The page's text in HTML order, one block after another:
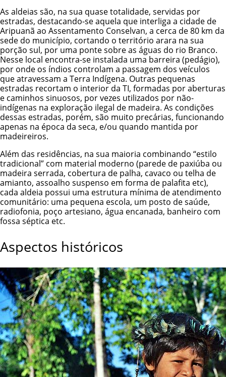
As aldeias são, na sua quase totalidade, servidas por
estradas, destacando-se aquela que interliga a cidade de
Aripuanã ao Assentamento Conselvan, a cerca de 80 km da
sede do município, cortando o território arara na sua
porção sul, por uma ponte sobre as águas do rio Branco.
Nesse local encontra-se instalada uma barreira (pedágio),
por onde os índios controlam a passagem dos veículos
que atravessam a Terra Indígena. Outras pequenas
estradas recortam o interior da TI, formadas por aberturas
e caminhos sinuosos, por vezes utilizados por não-
indígenas na exploração ilegal de madeira. As condições
dessas estradas, porém, são muito precárias, funcionando
apenas na época da seca, e/ou quando mantida por
madeireiros.
Além das residências, na sua maioria combinando “estilo
tradicional” com material moderno (parede de paxiúba ou
madeira serrada, cobertura de palha, cavaco ou telha de
amianto, assoalho suspenso em forma de palafita etc),
cada aldeia possui uma estrutura mínima de atendimento
comunitário: uma pequena escola, um posto de saúde,
radiofonia, poço artesiano, água encanada, banheiro com
fossa séptica etc.
Aspectos históricos